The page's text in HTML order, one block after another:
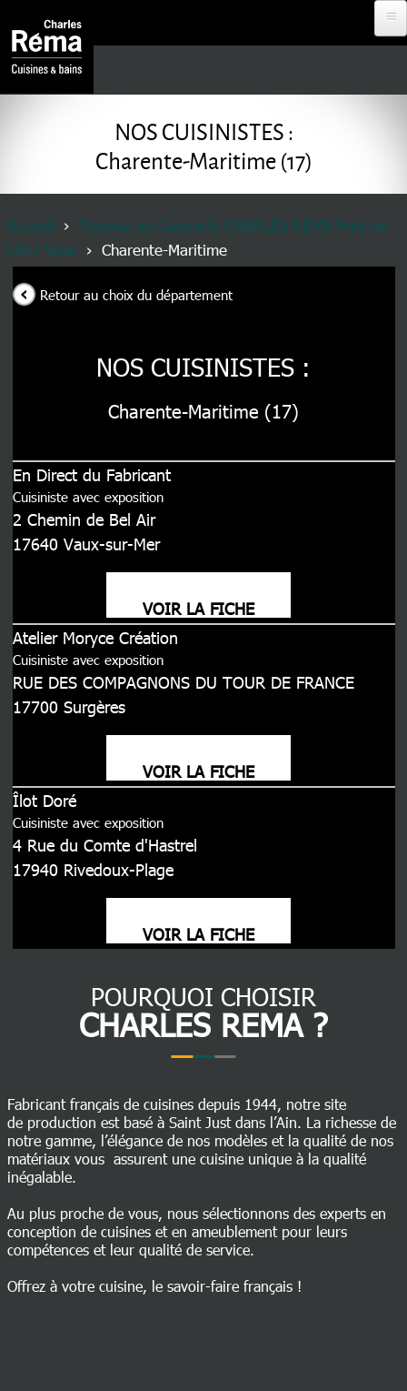
REVENDEUR
RDV EN
NOS CUISINISTES :
Charente-Maritime (17)
Fil d'Ariane
Accueil
Trouvez un Cuisiniste CHARLES REMA Près de
Chez Vous
Charente-Maritime
Retour au choix du département
NOS CUISINISTES :
Charente-Maritime (17)
En Direct du Fabricant
Cuisiniste avec exposition
2 Chemin de Bel Air
17640 Vaux-sur-Mer
VOIR LA FICHE
Atelier Moryce Création
Cuisiniste avec exposition
RUE DES COMPAGNONS DU TOUR DE FRANCE
17700 Surgères
VOIR LA FICHE
Îlot Doré
Cuisiniste avec exposition
4 Rue du Comte d'Hastrel
17940 Rivedoux-Plage
VOIR LA FICHE
POURQUOI CHOISIR
CHARLES REMA ?
Fabricant français de cuisines depuis 1944, notre site
de production est basé à Saint Just dans l’Ain. La richesse de
notre gamme, l’élégance de nos modèles et la qualité de nos
matériaux vous assurent une cuisine unique à la qualité
inégalable.
Au plus proche de vous, nous sélectionnons des experts en
conception de cuisines et en ameublement pour leurs
compétences et leur qualité de service.
Offrez à votre cuisine, le savoir-faire français !